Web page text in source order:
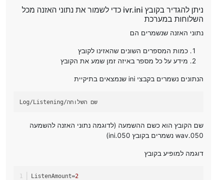
ניתן להגדיר בקובץ ivr.ini כדי לשמור את נתוני האזנה מכל
השלוחות במערכת
נתוני האזנה שנשמרים הם
כמות המספרים השונים שהאזינו לקובץ
מידע על כל מספר באיזה זמן שמע את הקובץ
הנתונים נשמרים בקבצי ini שנמצאים בתיקיית
שם הקובץ הוא כשם ההשמעה (לדוגמה נתוני האזנה להשמעה
050.wav נשמרים בקובץ 050.ini)
דוגמה למופיע בקובץ
ListenAmount=2